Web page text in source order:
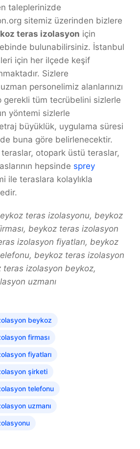
taleplerinizde
sitemiz üzerinden bizlere
teras izolasyon için
bulunabilirsiniz. İstanbul
için her ilçede keşif
Sizlere
personelimiz alanlarınızı
gerekli tüm tecrübelini sizlerle
yöntemi sizlerle
büyüklük, uygulama süresi
buna göre belirlenecektir.
otopark üstü teraslar,
hepsinde sprey
ile teraslara kolaylıkla
teras izolasyonu, beykoz
beykoz teras izolasyon
izolasyon fiyatları, beykoz
beykoz teras izolasyon
izolasyon beykoz,
uzmanı
beykoz
firması
fiyatları
şirketi
telefonu
uzmanı